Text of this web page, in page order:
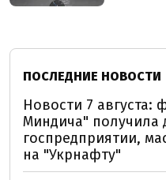
ПОСЛЕДНИЕ НОВОСТИ
Новости 7 августа:
Миндича" получила
госпредприятии,
на "Укрнафту"